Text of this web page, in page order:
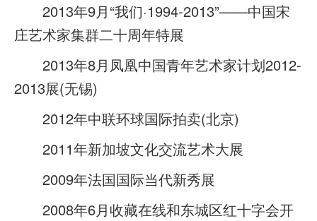
2013年9月“我们·1994-2013”——中国宋
庄艺术家集群二十周年特展
2013年8月凤凰中国青年艺术家计划2012-
2013展(无锡)
2012年中联环球国际拍卖(北京)
2011年新加坡文化交流艺术大展
2009年法国国际当代新秀展
2008年6月收藏在线和东城区红十字会开